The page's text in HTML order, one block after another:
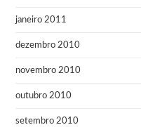
janeiro 2011
dezembro 2010
novembro 2010
outubro 2010
setembro 2010